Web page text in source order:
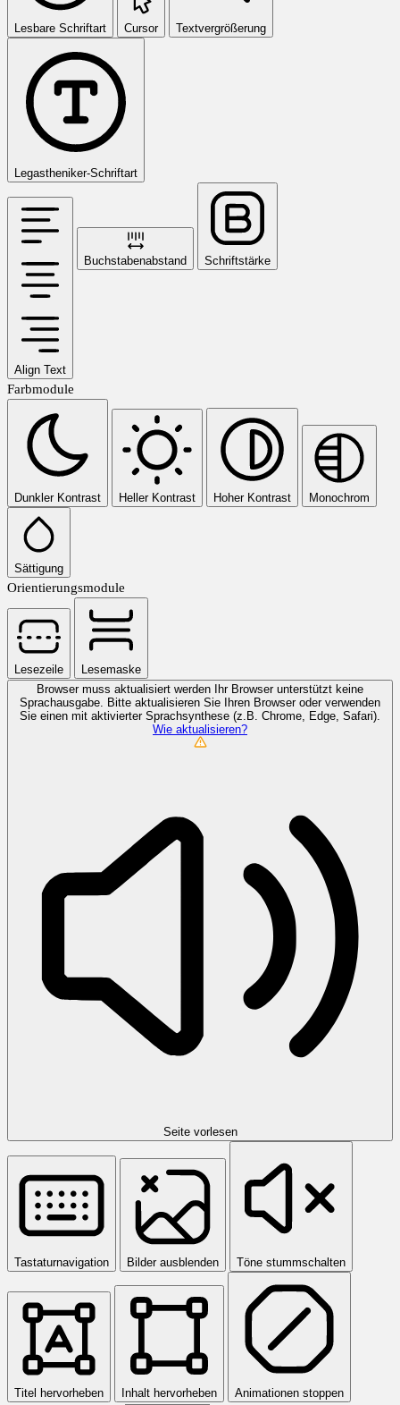
Lesbare Schriftart Cursor Textvergrößerung
Legastheniker-Schriftart
Align Text
Buchstabenabstand Schriftstärke
Farbmodule
Dunkler Kontrast Heller Kontrast Hoher Kontrast Monochrom
Sättigung
Orientierungsmodule
Lesezeile
Lesemaske
Browser muss aktualisiert werden
Ihr Browser unterstützt keine
Sprachausgabe. Bitte aktualisieren Sie Ihren Browser oder verwenden
Sie einen mit aktivierter Sprachsynthese (z.B. Chrome, Edge, Safari).
Wie aktualisieren?
Seite vorlesen
Tastaturnavigation Bilder ausblenden Töne stummschalten
Titel hervorheben Inhalt hervorheben Animationen stoppen